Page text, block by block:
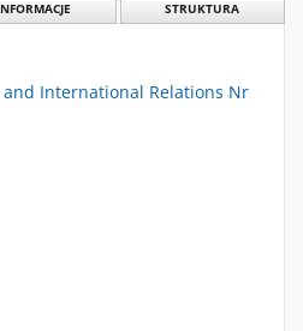
STRUKTURA
and International Relations Nr